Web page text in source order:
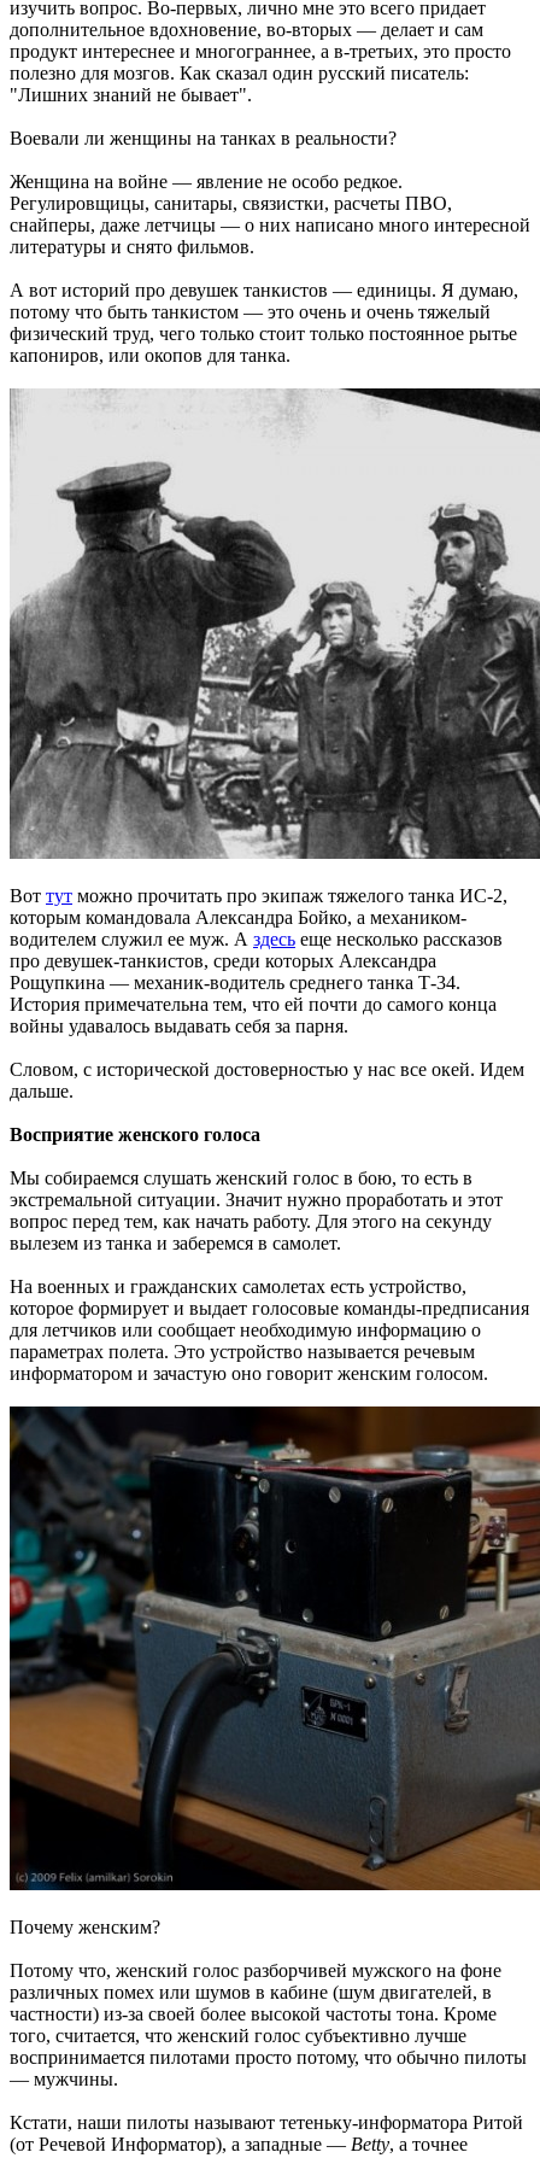
изучить вопрос. Во-первых, лично мне это всего придает
дополнительное вдохновение, во-вторых — делает и сам
продукт интереснее и многограннее, а в-третьих, это просто
полезно для мозгов. Как сказал один русский писатель:
"Лишних знаний не бывает".
Воевали ли женщины на танках в реальности?
Женщина на войне — явление не особо редкое.
Регулировщицы, санитары, связистки, расчеты ПВО,
снайперы, даже летчицы — о них написано много интересной
литературы и снято фильмов.
А вот историй про девушек танкистов — единицы. Я думаю,
потому что быть танкистом — это очень и очень тяжелый
физический труд, чего только стоит только постоянное рытье
капониров, или окопов для танка.
Вот тут можно прочитать про экипаж тяжелого танка ИС-2,
которым командовала Александра Бойко, а механиком-
водителем служил ее муж. А здесь еще несколько рассказов
про девушек-танкистов, среди которых Александра
Рощупкина — механик-водитель среднего танка Т-34.
История примечательна тем, что ей почти до самого конца
войны удавалось выдавать себя за парня.
Словом, с исторической достоверностью у нас все окей. Идем
дальше.
Восприятие женского голоса
Мы собираемся слушать женский голос в бою, то есть в
экстремальной ситуации. Значит нужно проработать и этот
вопрос перед тем, как начать работу. Для этого на секунду
вылезем из танка и заберемся в самолет.
На военных и гражданских самолетах есть устройство,
которое формирует и выдает голосовые команды-предписания
для летчиков или сообщает необходимую информацию о
параметрах полета. Это устройство называется речевым
информатором и зачастую оно говорит женским голосом.
Почему женским?
Потому что, женский голос разборчивей мужского на фоне
различных помех или шумов в кабине (шум двигателей, в
частности) из-за своей более высокой частоты тона. Кроме
того, считается, что женский голос субъективно лучше
воспринимается пилотами просто потому, что обычно пилоты
— мужчины.
Кстати, наши пилоты называют тетеньку-информатора Ритой
(от Речевой Информатор), а западные — Betty, а точнее